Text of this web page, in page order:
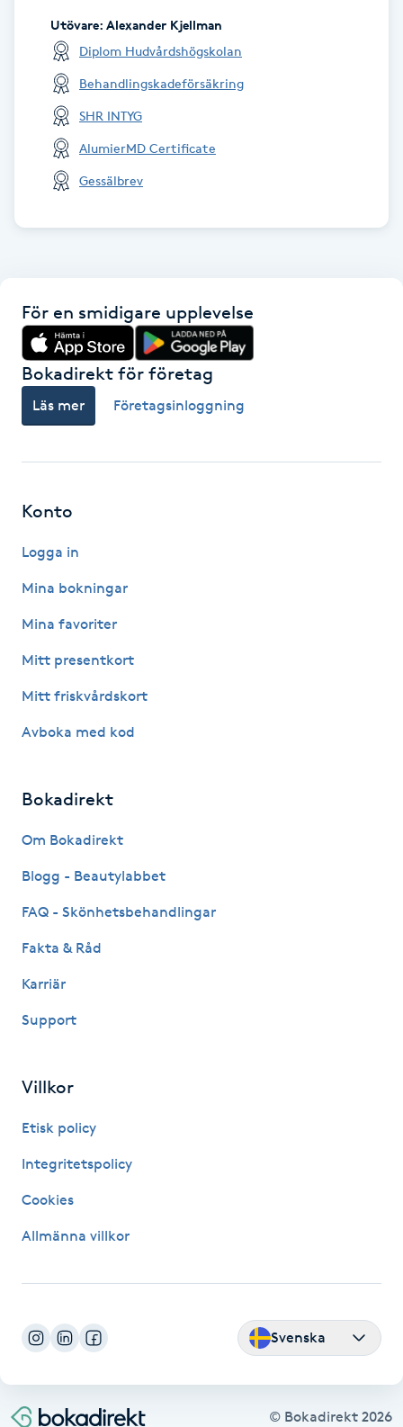
Käkledsbehandling
Kärlbehandling
Laserbehandling
Liktornar
LPG
LPG-behandling
LPG-massage
Luggklippning
Lymfmassage
Läpptatuering
Makeup
Manikyr & Pedikyr
Massage
Medial vägledning
Medicinsk massage
Meditation
Medium
Melasma
Mesoterapi
MicroPen
Microshading
Nagelförlängning akryl
Utövare: Alexander Kjellman
Diplom Hudvårdshögskolan
Behandlingskadeförsäkring
SHR INTYG
AlumierMD Certificate
Gessälbrev
För en smidigare upplevelse
Bokadirekt för företag
Läs mer Företagsinloggning
Konto
Logga in
Mina bokningar
Mina favoriter
Mitt presentkort
Mitt friskvårdskort
Avboka med kod
Bokadirekt
Om Bokadirekt
Blogg - Beautylabbet
FAQ - Skönhetsbehandlingar
Fakta & Råd
Karriär
Support
Villkor
Etisk policy
Integritetspolicy
Cookies
Allmänna villkor
Svenska
© Bokadirekt 2026